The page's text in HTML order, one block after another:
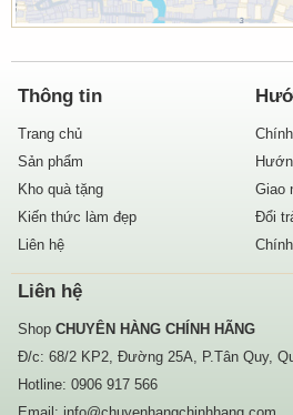
Thông tin
Trang chủ
Sản phẩm
Kho quà tặng
Kiến thức làm đẹp
Liên hệ
Giao
Đổi
Liên hệ
Shop CHUYÊN HÀNG CHÍNH HÃNG
Đ/c: 68/2 KP2, Đường 25A, P.Tân Quy,
Hotline: 0906 917 566